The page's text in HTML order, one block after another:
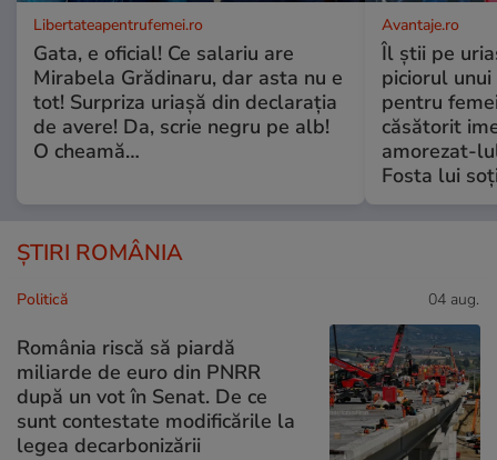
Libertateapentrufemei.ro
Gata, e oficial! Ce salariu are
Mirabela Grădinaru, dar asta nu e
tot! Surpriza uriașă din declarația
de avere! Da, scrie negru pe alb!
O cheamă…
Avantaje.ro
Îl știi pe
piciorul
pentru
căsătorit
amorezat-
Fosta lui
ȘTIRI ROMÂNIA
Politică 04 aug.
România riscă să piardă
miliarde de euro din PNRR
după un vot în Senat. De ce
sunt contestate modificările la
legea decarbonizării